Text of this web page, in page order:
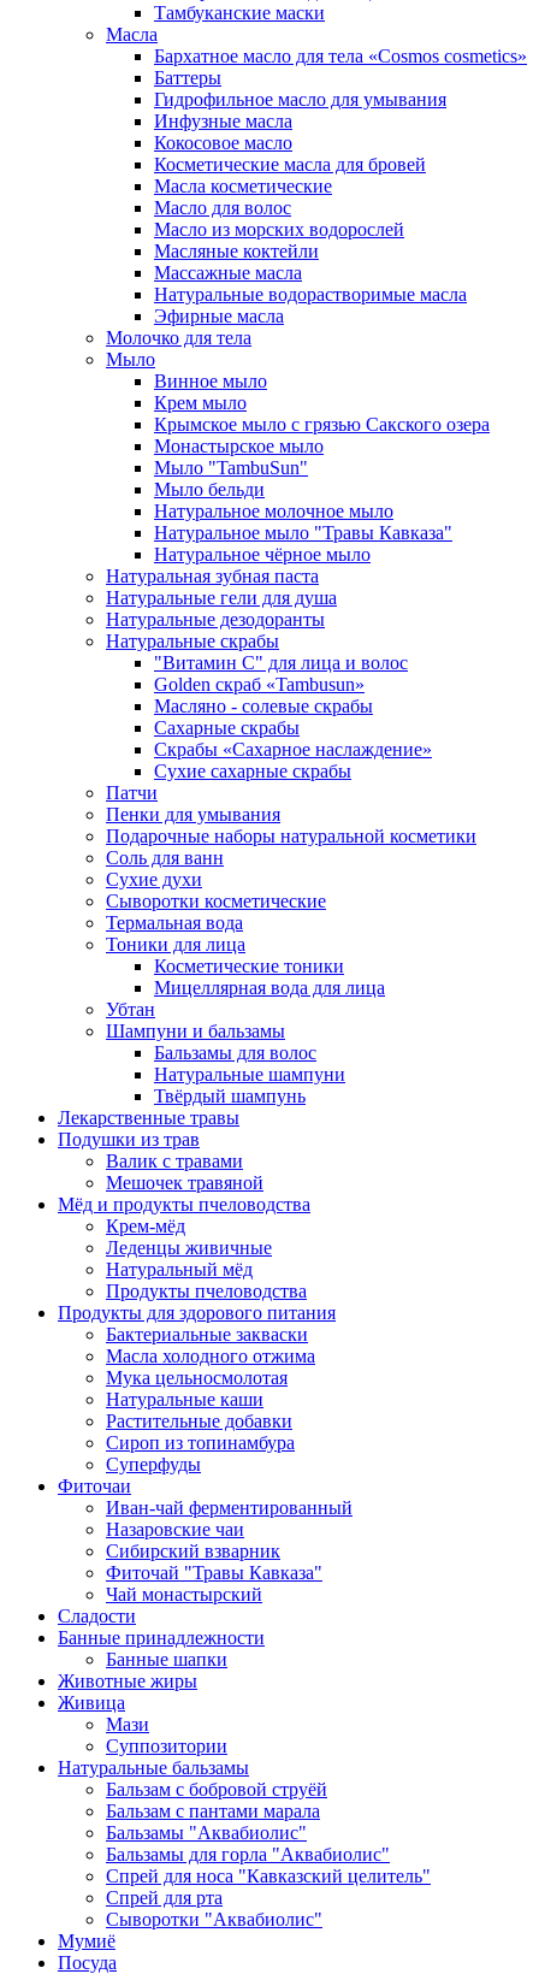
Тамбуканские маски
Масла
Бархатное масло для тела «Cosmos cosmetics»
Баттеры
Гидрофильное масло для умывания
Инфузные масла
Кокосовое масло
Косметические масла для бровей
Масла косметические
Масло для волос
Масло из морских водорослей
Масляные коктейли
Массажные масла
Натуральные водорастворимые масла
Эфирные масла
Молочко для тела
Мыло
Винное мыло
Крем мыло
Крымское мыло с грязью Сакского озера
Монастырское мыло
Мыло "TambuSun"
Мыло бельди
Натуральное молочное мыло
Натуральное мыло "Травы Кавказа"
Натуральное чёрное мыло
Натуральная зубная паста
Натуральные гели для душа
Натуральные дезодоранты
Натуральные скрабы
"Витамин С" для лица и волос
Golden скраб «Tambusun»
Масляно - солевые скрабы
Сахарные скрабы
Скрабы «Сахарное наслаждение»
Сухие сахарные скрабы
Патчи
Пенки для умывания
Подарочные наборы натуральной косметики
Соль для ванн
Сухие духи
Сыворотки косметические
Термальная вода
Тоники для лица
Косметические тоники
Мицеллярная вода для лица
Убтан
Шампуни и бальзамы
Бальзамы для волос
Натуральные шампуни
Твёрдый шампунь
Лекарственные травы
Подушки из трав
Валик с травами
Мешочек травяной
Мёд и продукты пчеловодства
Крем-мёд
Леденцы живичные
Натуральный мёд
Продукты пчеловодства
Продукты для здорового питания
Бактериальные закваски
Масла холодного отжима
Мука цельносмолотая
Натуральные каши
Растительные добавки
Сироп из топинамбура
Суперфуды
Фиточаи
Иван-чай ферментированный
Назаровские чаи
Сибирский взварник
Фиточай "Травы Кавказа"
Чай монастырский
Сладости
Банные принадлежности
Банные шапки
Животные жиры
Живица
Мази
Суппозитории
Натуральные бальзамы
Бальзам с бобровой струёй
Бальзам с пантами марала
Бальзамы "Аквабиолис"
Бальзамы для горла "Аквабиолис"
Спрей для носа "Кавказский целитель"
Спрей для рта
Сыворотки "Аквабиолис"
Мумиё
Посуда